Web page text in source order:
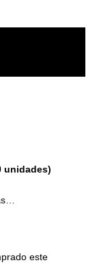
unidades)
este